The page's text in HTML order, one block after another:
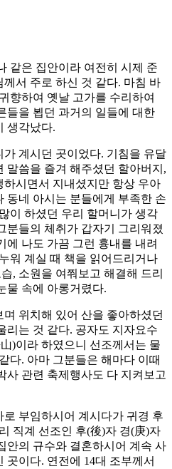
같은 집안이라 여전히 시제 준
서 주로 하신 것 같다. 마침 바
향하여 옛날 고가를 수리하여
들을 뵙던 과거의 일들에 대한
생각났다.
계시던 곳이었다. 기침을 유달
말씀을 즐겨 해주셨던 할아버지,
시면서 지내셨지만 항상 우아
동네 아시는 분들에게 부족한 손
이 하셨던 우리 할머니가 생각
분들의 체취가 갑자기 그리워졌
에 나도 가끔 그런 흉내를 내려
워 계실 때 책을 읽어드리거나
, 소원을 여쭤보고 해결해 드리
물 속에 아롱거렸다.
위치해 있어 산을 좋아하셨던
리는 것 같다. 공자도 지자요수
)이라 하였으니 선조께서는 물
다. 아마 그분들은 해마다 이때
사 관련 축제행사도 다 지켜보고
부임하시어 계시다가 귀경 후
직계 선조인 후(後)자 경(庚)자
안의 규수와 결혼하시어 계속 사
곳이다. 연전에 14대 조부께서